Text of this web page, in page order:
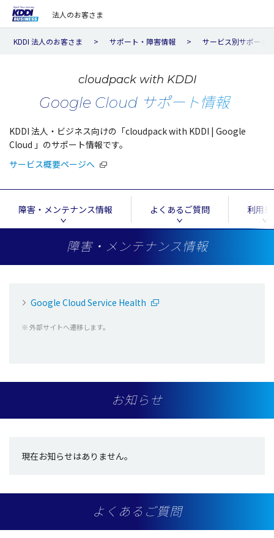
法人のお客さま
KDDI 法人のお客さま サポート・障害情報 サービス別サポート
cloudpack with KDDI
Google Cloud サポート情報
KDDI 法人・ビジネス向けの「cloudpack with KDDI | Google
Cloud 」のサポート情報です。
サービス概要ページへ
障害・メンテナンス情報 よくあるご質問 利用
障害・メンテナンス情報
Google Cloud Service Health
※ 外部サイトへ遷移します。
お知らせ
現在お知らせはありません。
よくあるご質問